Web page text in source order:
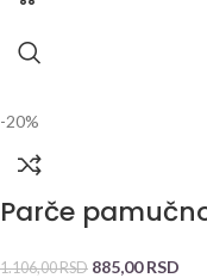
-20%
Parče
1.106,00RSD 885,00RSD